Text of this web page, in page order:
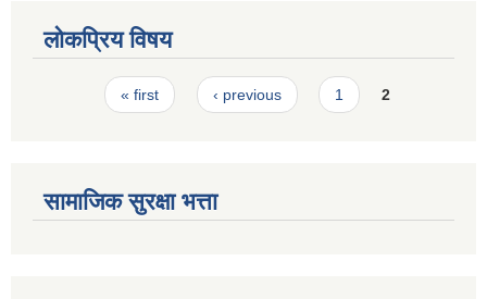
लोकप्रिय विषय
Pages« first ‹ previous 1 2
सामाजिक सुरक्षा भत्ता